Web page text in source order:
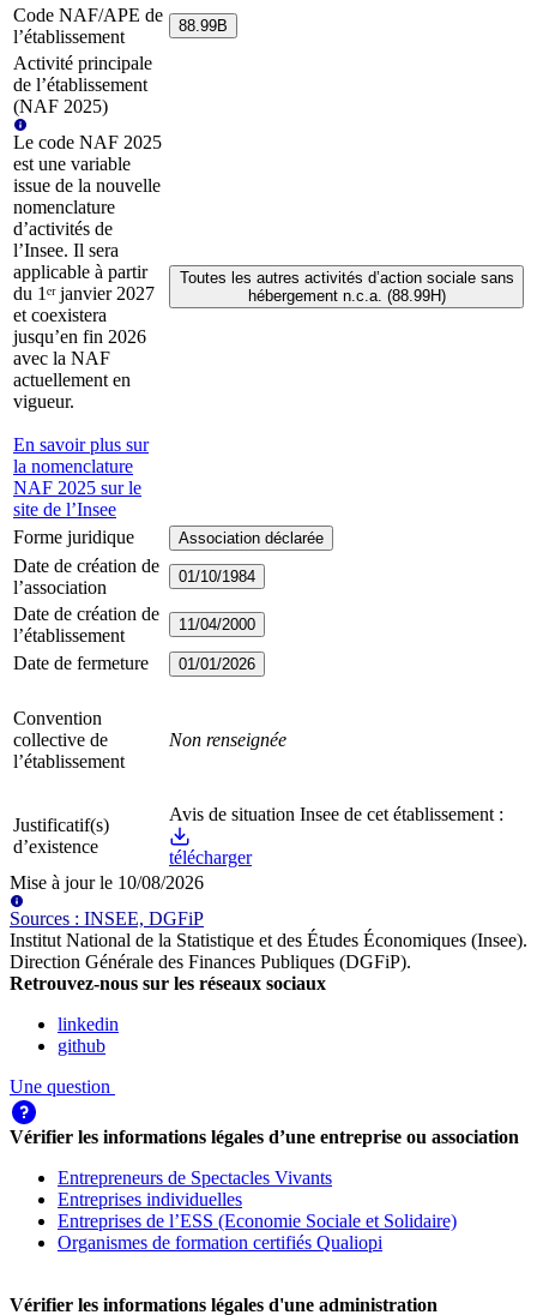
Code NAF/APE de
l’établissement
88.99B
Activité principale
de l’établissement
(NAF 2025)
Le code NAF 2025
est une variable
issue de la nouvelle
nomenclature
d’activités de
l’Insee. Il sera
applicable à partir
du 1ᵉʳ janvier 2027
et coexistera
jusqu’en fin 2026
avec la NAF
actuellement en
vigueur.
En savoir plus sur
la nomenclature
NAF 2025 sur le
site de l’Insee
Toutes les autres activités d’action sociale sans
hébergement n.c.a. (88.99H)
Forme juridique Association déclarée
Date de création de
l’association
01/10/1984
Date de création de
l’établissement
11/04/2000
Date de fermeture 01/01/2026
Convention
collective de
l’établissement
Non renseignée
Justificatif(s)
d’existence
Avis de situation Insee de cet établissement :
télécharger
Mise à jour le 10/08/2026
Sources : INSEE, DGFiP
Institut National de la Statistique et des Études Économiques (Insee).
Direction Générale des Finances Publiques (DGFiP).
Retrouvez-nous sur les réseaux sociaux
linkedin
github
Une question
Vérifier les informations légales d’une entreprise ou association
Entrepreneurs de Spectacles Vivants
Entreprises individuelles
Entreprises de l’ESS (Economie Sociale et Solidaire)
Organismes de formation certifiés Qualiopi
Vérifier les informations légales d'une administration